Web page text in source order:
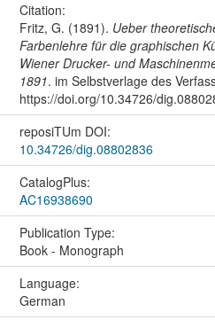
Citation:
Fritz, G. (1891). Ueber
Farbenlehre für die graphischen
Wiener Drucker- und
1891. im Selbstverlage des
https://doi.org/10.34726/
reposiTUm DOI:
10.34726/dig.08802836
CatalogPlus:
AC16938690
Publication Type:
Book - Monograph
Language:
German